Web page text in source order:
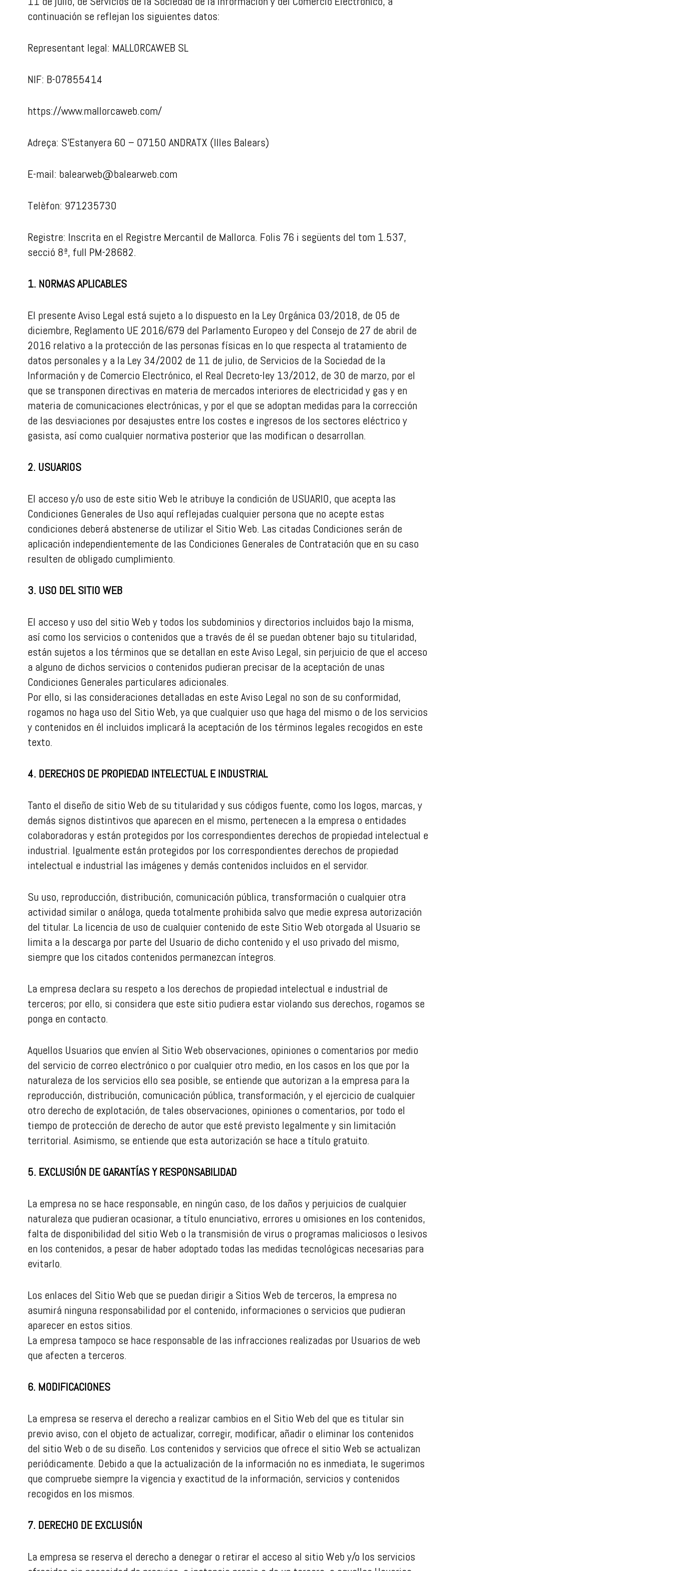
continuación se reflejan los siguientes datos:
Representant legal: MALLORCAWEB SL
NIF: B-07855414
https://www.mallorcaweb.com/
Adreça: S’Estanyera 60 – 07150 ANDRATX (Illes Balears)
E-mail: balearweb@balearweb.com
Telèfon: 971235730
Registre: Inscrita en el Registre Mercantil de Mallorca. Folis 76 i següents del tom 1.537,
secció 8ª, full PM-28682.
1. NORMAS APLICABLES
El presente Aviso Legal está sujeto a lo dispuesto en la Ley Orgánica 03/2018, de 05 de
diciembre, Reglamento UE 2016/679 del Parlamento Europeo y del Consejo de 27 de abril de
2016 relativo a la protección de las personas físicas en lo que respecta al tratamiento de
datos personales y a la Ley 34/2002 de 11 de julio, de Servicios de la Sociedad de la
Información y de Comercio Electrónico, el Real Decreto-ley 13/2012, de 30 de marzo, por el
que se transponen directivas en materia de mercados interiores de electricidad y gas y en
materia de comunicaciones electrónicas, y por el que se adoptan medidas para la corrección
de las desviaciones por desajustes entre los costes e ingresos de los sectores eléctrico y
gasista, así como cualquier normativa posterior que las modifican o desarrollan.
2. USUARIOS
El acceso y/o uso de este sitio Web le atribuye la condición de USUARIO, que acepta las
Condiciones Generales de Uso aquí reflejadas cualquier persona que no acepte estas
condiciones deberá abstenerse de utilizar el Sitio Web. Las citadas Condiciones serán de
aplicación independientemente de las Condiciones Generales de Contratación que en su caso
resulten de obligado cumplimiento.
3. USO DEL SITIO WEB
El acceso y uso del sitio Web y todos los subdominios y directorios incluidos bajo la misma,
así como los servicios o contenidos que a través de él se puedan obtener bajo su titularidad,
están sujetos a los términos que se detallan en este Aviso Legal, sin perjuicio de que el acceso
a alguno de dichos servicios o contenidos pudieran precisar de la aceptación de unas
Condiciones Generales particulares adicionales.
Por ello, si las consideraciones detalladas en este Aviso Legal no son de su conformidad,
rogamos no haga uso del Sitio Web, ya que cualquier uso que haga del mismo o de los servicios
y contenidos en él incluidos implicará la aceptación de los términos legales recogidos en este
texto.
4. DERECHOS DE PROPIEDAD INTELECTUAL E INDUSTRIAL
Tanto el diseño de sitio Web de su titularidad y sus códigos fuente, como los logos, marcas, y
demás signos distintivos que aparecen en el mismo, pertenecen a la empresa o entidades
colaboradoras y están protegidos por los correspondientes derechos de propiedad intelectual e
industrial. Igualmente están protegidos por los correspondientes derechos de propiedad
intelectual e industrial las imágenes y demás contenidos incluidos en el servidor.
Su uso, reproducción, distribución, comunicación pública, transformación o cualquier otra
actividad similar o análoga, queda totalmente prohibida salvo que medie expresa autorización
del titular. La licencia de uso de cualquier contenido de este Sitio Web otorgada al Usuario se
limita a la descarga por parte del Usuario de dicho contenido y el uso privado del mismo,
siempre que los citados contenidos permanezcan íntegros.
La empresa declara su respeto a los derechos de propiedad intelectual e industrial de
terceros; por ello, si considera que este sitio pudiera estar violando sus derechos, rogamos se
ponga en contacto.
Aquellos Usuarios que envíen al Sitio Web observaciones, opiniones o comentarios por medio
del servicio de correo electrónico o por cualquier otro medio, en los casos en los que por la
naturaleza de los servicios ello sea posible, se entiende que autorizan a la empresa para la
reproducción, distribución, comunicación pública, transformación, y el ejercicio de cualquier
otro derecho de explotación, de tales observaciones, opiniones o comentarios, por todo el
tiempo de protección de derecho de autor que esté previsto legalmente y sin limitación
territorial. Asimismo, se entiende que esta autorización se hace a título gratuito.
5. EXCLUSIÓN DE GARANTÍAS Y RESPONSABILIDAD
La empresa no se hace responsable, en ningún caso, de los daños y perjuicios de cualquier
naturaleza que pudieran ocasionar, a título enunciativo, errores u omisiones en los contenidos,
falta de disponibilidad del sitio Web o la transmisión de virus o programas maliciosos o lesivos
en los contenidos, a pesar de haber adoptado todas las medidas tecnológicas necesarias para
evitarlo.
Los enlaces del Sitio Web que se puedan dirigir a Sitios Web de terceros, la empresa no
asumirá ninguna responsabilidad por el contenido, informaciones o servicios que pudieran
aparecer en estos sitios.
La empresa tampoco se hace responsable de las infracciones realizadas por Usuarios de web
que afecten a terceros.
6. MODIFICACIONES
La empresa se reserva el derecho a realizar cambios en el Sitio Web del que es titular sin
previo aviso, con el objeto de actualizar, corregir, modificar, añadir o eliminar los contenidos
del sitio Web o de su diseño. Los contenidos y servicios que ofrece el sitio Web se actualizan
periódicamente. Debido a que la actualización de la información no es inmediata, le sugerimos
que compruebe siempre la vigencia y exactitud de la información, servicios y contenidos
recogidos en los mismos.
7. DERECHO DE EXCLUSIÓN
La empresa se reserva el derecho a denegar o retirar el acceso al sitio Web y/o los servicios